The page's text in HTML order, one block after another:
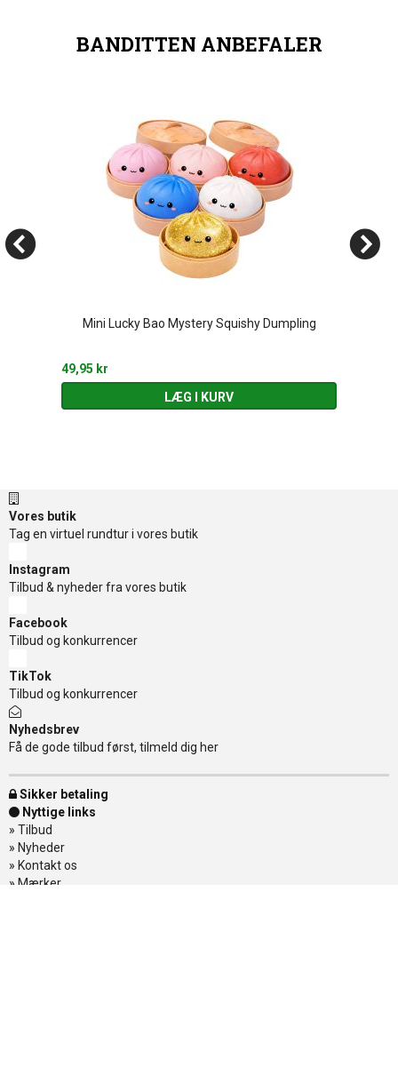
BANDITTEN ANBEFALER
Mini Lucky Bao Mystery Squishy Dumpling
49,95 kr
LÆG I KURV
Vores butik
Tag en virtuel rundtur i vores butik
Instagram
Tilbud & nyheder fra vores butik
Facebook
Tilbud og konkurrencer
TikTok
Tilbud og konkurrencer
Nyhedsbrev
Få de gode tilbud først, tilmeld dig her
Sikker betaling
Nyttige links
» Tilbud
» Nyheder
» Kontakt os
» Mærker